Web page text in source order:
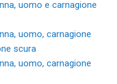
uomo e carnagione
uomo, carnagione
scura
uomo, carnagione